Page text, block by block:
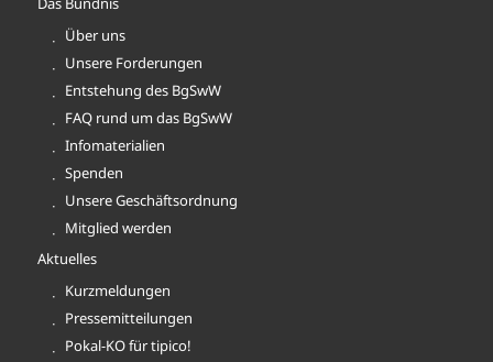
Über uns
Unsere Forderungen
Entstehung des BgSwW
FAQ rund um das BgSwW
Infomaterialien
Spenden
Unsere Geschäftsordnung
Mitglied werden
Aktuelles
Kurzmeldungen
Pressemitteilungen
Pokal-KO für tipico!